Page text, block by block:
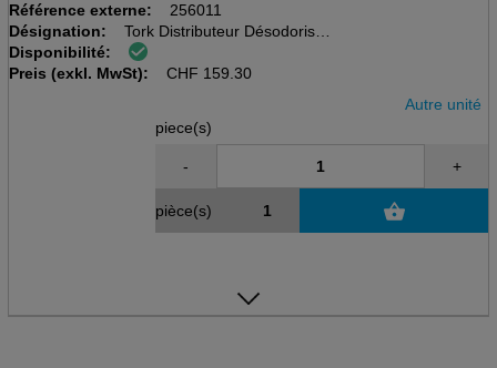
Référence externe:
256011
Désignation:
Tork Distributeur Désodorisant
permanent, A3, noir
146x98x119mm, plastique
Disponibilité:
Preis (exkl. MwSt):
CHF 159.30
Autre unité
piece(s)
- +
pièce(s)